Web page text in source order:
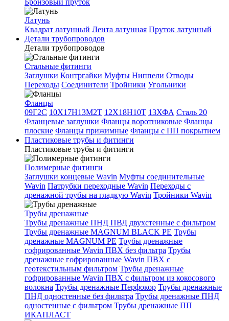
Бронзовый пруток
Латунь
Квадрат латунный Лента латунная Пруток латунный
Детали трубопроводов
Детали трубопроводов
Стальные фитинги
Заглушки Контргайки Муфты Ниппели Отводы
Переходы Соединители Тройники Угольники
Фланцы
09Г2С 10Х17Н13М2Т 12Х18Н10Т 13ХФА Сталь 20
Фланцевые заглушки Фланцы воротниковые Фланцы
плоские Фланцы прижимные Фланцы с ПП покрытием
Пластиковые трубы и фитинги
Пластиковые трубы и фитинги
Полимерные фитинги
Заглушки концевые Wavin Муфты соединительные
Wavin Патрубки переходные Wavin Переходы с
дренажной трубы на гладкую Wavin Тройники Wavin
Трубы дренажные
Трубы дренажные ПНД ПВД двухстенные с фильтром
Трубы дренажные MAGNUM BLACK PE Трубы
дренажные MAGNUM PE Трубы дренажные
гофрированные Wavin ПВХ без фильтра Трубы
дренажные гофрированные Wavin ПВХ с
геотекстильным фильтром Трубы дренажные
гофрированные Wavin ПВХ с фильтром из кокосового
волокна Трубы дренажные Перфокор Трубы дренажные
ПНД одностенные без фильтра Трубы дренажные ПНД
одностенные с фильтром Трубы дренажные ПП
ИКАПЛАСТ